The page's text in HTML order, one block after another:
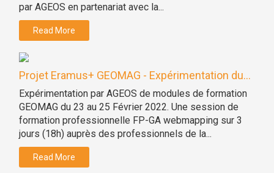
par AGEOS en partenariat avec la...
Read More
Projet Eramus+ GEOMAG - Expérimentation du...
Expérimentation par AGEOS de modules de formation
GEOMAG du 23 au 25 Février 2022. Une session de
formation professionnelle FP-GA webmapping sur 3
jours (18h) auprès des professionnels de la...
Read More